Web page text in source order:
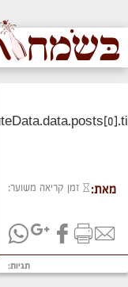
מאת: זמן קריאה משוער:
תגיות: